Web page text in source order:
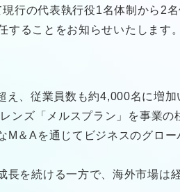
行の代表執行役1名体制から2名
ることをお知らせいたします。
、従業員数も約4,000名に増加
ンズ「メルスプラン」を事業の
＆Aを通じてビジネスのグロー
を続ける一方で、海外市場は